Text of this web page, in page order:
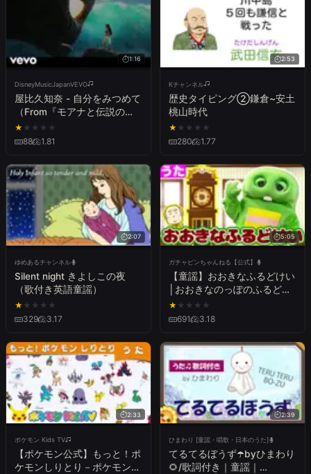
1:16
DisneyMusicJapanVEVO
屋比久知奈 - 自分をみつめて
（From『モアナと伝説の
海』）
★ ★ ★ ★ ★
88 1.81
2:53
Kチャンネル
歴史タイピング②鎌倉~安土
桃山時代
★ ★ ★ ★ ★
280 1.77
2:07
ゆめあるチャンネル
Silent night きよしこの夜
（歌付き英語童謡）
★ ★ ★ ★ ★
329 3.17
5:05
ガチャピンちゃんねる【公式】
【童謡】おおきなふるどけい
│おおきなのっぽのふるどけ
い〜♪【大きな古時計】【日
本の歌・唱歌】
★ ★ ★ ★ ★
691 3.18
2:33
ポケモン Kids TV
【ポケモン公式】もっと！ポ
ケモンしりとり－ポケモン
2:39
ひまわり [童謡・唱歌・日本のうた]
てるてるぼうず☂️byひまわり
🌻/歌詞付き｜童謡｜